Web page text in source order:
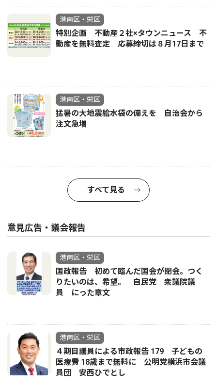
港南区・栄区
特別企画 不動産２社×タウンニュース 不
動産を無料査定 応募締切は８月17日まで
港南区・栄区
猛暑の大地震給水袋の備えを 自治会から
注文急増
すべて見る
意見広告・議会報告
港南区・栄区
国政報告 初めて臨んだ国会が閉会。つく
りたいのは、希望。 自民党 衆議院議
員 にった章文
港南区・栄区
４期目議員による市政報告 179 子どもの
医療費 18歳まで無料に 公明党横浜市会議
員団 安西ひでとし